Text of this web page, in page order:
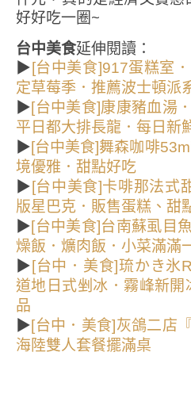
好好吃一圈~
台中美食延伸閱讀：
▶ [台中美食]917蛋糕室
定草莓季．推薦波士頓派
▶[台中美食]康康豬血湯
平日都大排長龍．每日新
▶[台中美食]舞森咖啡
境優雅．甜點好吃
▶ [台中美食]卡啡那法式
版星巴克．販售蛋糕、甜
▶[台中美食]台南蘇虱目
燥飯．爌肉飯．小菜滿滿
▶ [台中．美食]琉かき氷
道地日式剉冰．霧峰新
品
▶[台中．美食]灰鴿二店
海陸雙人套餐擺滿桌